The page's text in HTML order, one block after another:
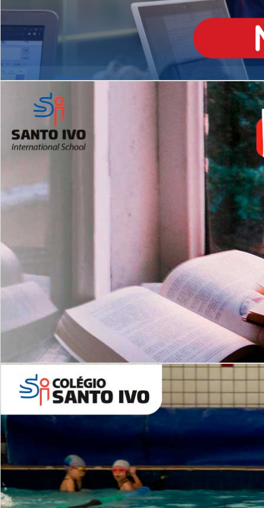
Matrículas Abertas 2026
Leituras Literárias
Dupla Diplomação
2º AO 5º ANO FUNDAMENTAL
es
Com imersão Bilingue - Anos
Finais
6º AO 9º ANO FUNDAMENTAL
Inglês: Turmas Reduzidas
(Proficiência)
ALUNOS NOVOS
Entre em Contato